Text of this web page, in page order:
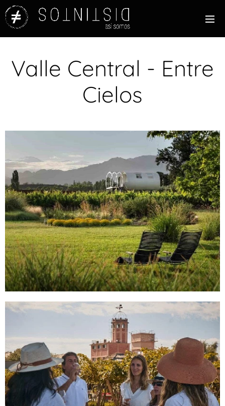
Valle Central - Entre
Cielos